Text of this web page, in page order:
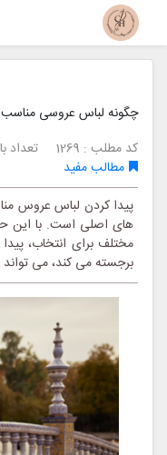
چگونه لباس عروسی مناسب
کد مطلب : 1269
تعداد
مطالب مفید
پیدا کردن لباس عروس
های اصلی است. با این
مختلف برای انتخاب،
برجسته می کند، می تواند